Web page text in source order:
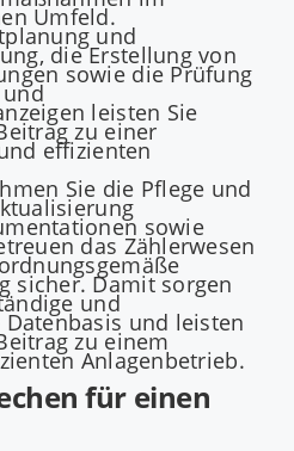
Umfeld.
und
die Erstellung von
sowie die Prüfung
leisten Sie
zu einer
effizienten
Sie die Pflege und
sowie
das Zählerwesen
sicher. Damit sorgen
und
und leisten
zu einem
Anlagenbetrieb.
für einen